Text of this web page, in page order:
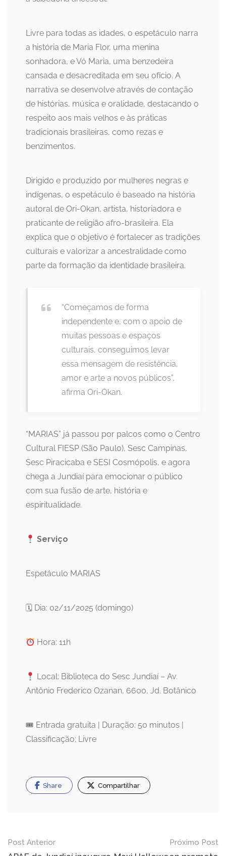
Livre para todas as idades, o espetáculo narra
a história de Maria Flor, uma menina
sonhadora, e Vó Maria, uma benzedeira
cansada e desacreditada em seu ofício. A
narrativa se desenvolve através de contação
de histórias, música e oralidade, destacando o
respeito aos mais velhos e às práticas
tradicionais brasileiras, como rezas e
benzimentos.
Dirigido e produzido por mulheres negras e
indígenas, o espetáculo é baseado na história
autoral de Ori-Okan, artista, historiadora e
praticante de religião afro-brasileira. Ela
explica que o objetivo é fortalecer as tradições
culturais e valorizar a ancestralidade como
parte da formação da identidade brasileira.
“Começamos de forma
independente e, com o apoio de
muitas pessoas e espaços
culturais, conseguimos levar
essa mensagem de resistência,
amor e arte a novos públicos”,
afirma Ori-Okan.
“MARIAS” já passou por palcos como o Centro
Cultural FIESP (São Paulo), Sesc Campinas,
Sesc Piracicaba e SESI Cosmópolis, e agora
chega a Jundiaí para emocionar o público
com sua fusão de arte, história e
espiritualidade.
Serviço
Espetáculo MARIAS
🗓 Dia: 02/11/2025 (domingo)
Hora: 11h
Local: Biblioteca do Sesc Jundiaí – Av.
Antônio Frederico Ozanan, 6600, Jd. Botânico
🎟 Entrada gratuita | Duração: 50 minutos |
Classificação: Livre
Share Compartilhar
Navegação
Post Anterior Próximo Post